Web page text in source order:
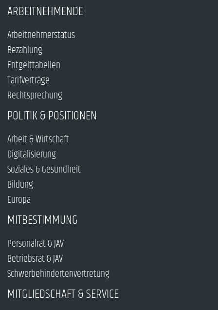
ARBEITNEHMENDE
Arbeitnehmerstatus
Bezahlung
Entgelttabellen
Tarifverträge
Rechtsprechung
POLITIK & POSITIONEN
Arbeit & Wirtschaft
Digitalisierung
Soziales & Gesundheit
Bildung
Europa
MITBESTIMMUNG
Personalrat & JAV
Betriebsrat & JAV
Schwerbehindertenvertretung
MITGLIEDSCHAFT & SERVICE